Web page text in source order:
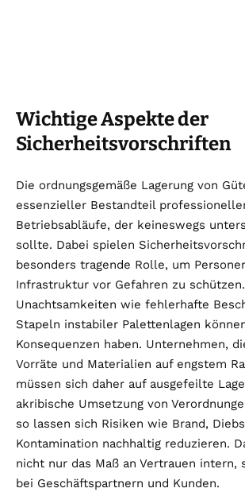
Wichtige Aspekte der
Sicherheitsvorschriften
Die ordnungsgemäße Lagerung von
essenzieller Bestandteil
Betriebsabläufe, der keineswegs
sollte. Dabei spielen
besonders tragende Rolle, um
Infrastruktur vor Gefahren zu
Unachtsamkeiten wie fehlerhafte
Stapeln instabiler Palettenlagen
Konsequenzen haben. Unternehmen,
Vorräte und Materialien auf engstem
müssen sich daher auf ausgefeilte
akribische Umsetzung von
so lassen sich Risiken wie Brand,
Kontamination nachhaltig reduzieren.
nicht nur das Maß an Vertrauen intern,
bei Geschäftspartnern und Kunden.